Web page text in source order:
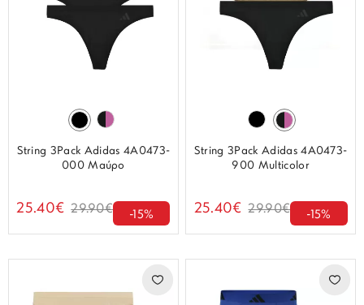
String 3Pack Adidas 4A0473-
000 Μαύρο
25.40€ 29.90€ -15%
String 3Pack Adidas 4A0473-
900 Multicolor
25.40€ 29.90€ -15%